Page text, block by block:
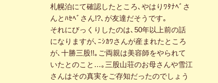
札幌泊にて確認したところ､やはりﾜﾀﾅﾍﾞさ
んとﾊｾﾍﾞさん!?､が友達だそうです｡
それにびっくりしたのは､50年以上前の話
になりますが､ﾆｼｶﾜさんが産まれたところ
が､十勝三股!!｡ご両親は美容師をやられて
いたとのこと…｡三股山荘のお母さんや雪江
さんはその真実をご存知だったのでしょう